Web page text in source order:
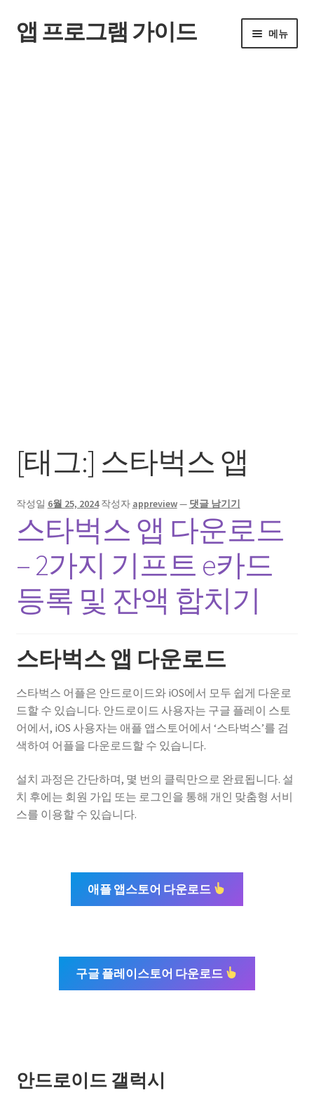
탐
색
컨
텐
앱 프로그램 가이드 메뉴
[태그:] 스타벅스 앱
작성일 6월 25, 2024 작성자 appreview— 댓글 남기기
스타벅스 앱 다운로드
– 2가지 기프트 e카드
등록 및 잔액 합치기
스타벅스 앱 다운로드
스타벅스 어플은 안드로이드와 iOS에서 모두 쉽게 다운로
드할 수 있습니다. 안드로이드 사용자는 구글 플레이 스토
어에서, iOS 사용자는 애플 앱스토어에서 ‘스타벅스’를 검
색하여 어플을 다운로드할 수 있습니다.
설치 과정은 간단하며, 몇 번의 클릭만으로 완료됩니다. 설
치 후에는 회원 가입 또는 로그인을 통해 개인 맞춤형 서비
스를 이용할 수 있습니다.
애플 앱스토어 다운로드
구글 플레이스토어 다운로드
안드로이드 갤럭시